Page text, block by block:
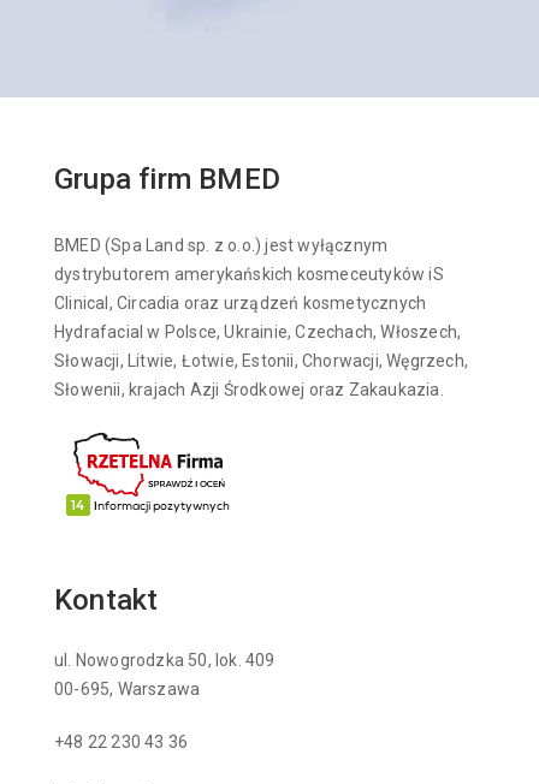
Grupa firm BMED
BMED (Spa Land sp. z o.o.) jest wyłącznym
dystrybutorem amerykańskich kosmeceutyków iS
Clinical, Circadia oraz urządzeń kosmetycznych
Hydrafacial w Polsce, Ukrainie, Czechach, Włoszech,
Słowacji, Litwie, Łotwie, Estonii, Chorwacji, Węgrzech,
Słowenii, krajach Azji Środkowej oraz Zakaukazia.
Kontakt
ul. Nowogrodzka 50, lok. 409
00-695, Warszawa
+48 22 230 43 36